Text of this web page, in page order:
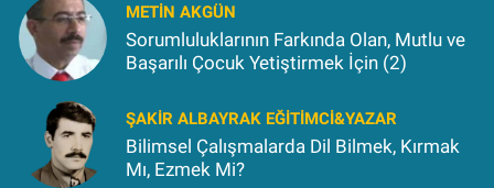
METIN AKGÜN
Sorumluluklarının Farkında Olan, Mutlu ve
Başarılı Çocuk Yetiştirmek İçin (2)
ŞAKIR ALBAYRAK EĞITIMCI&YAZAR
Bilimsel Çalışmalarda Dil Bilmek, Kırmak
Mı, Ezmek Mi?